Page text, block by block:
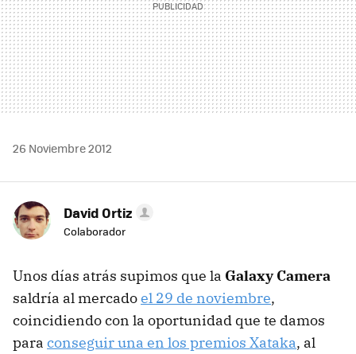
26 Noviembre 2012
David Ortiz
Colaborador
Unos días atrás supimos que la Galaxy Camera
saldría al mercadoel 29 de noviembre,
coincidiendo con la oportunidad que te damos
para conseguir una en los premios Xataka, al